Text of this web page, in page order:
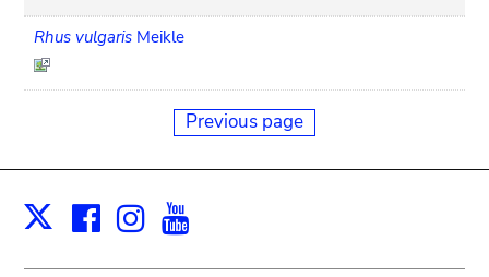
Rhus vulgaris Meikle
Previous page
X Facebook
Instagram